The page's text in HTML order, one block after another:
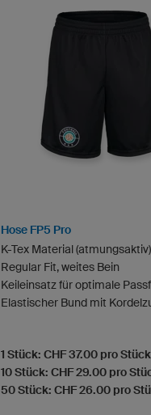
Hose FP5 Pro
K-Tex Material (atmungsaktiv)
Regular Fit, weites Bein
Keileinsatz für optimale
Elastischer Bund mit
1 Stück: CHF 37.00 pro Stück
10 Stück: CHF 29.00 pro
50 Stück: CHF 26.00 pro